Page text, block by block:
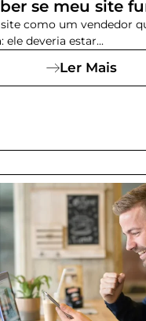
se meu site
como um vendedor
ele deveria estar...
Ler Mais